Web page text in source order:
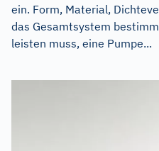
ein. Form, Material,
das Gesamtsystem
leisten muss, eine Pumpe...